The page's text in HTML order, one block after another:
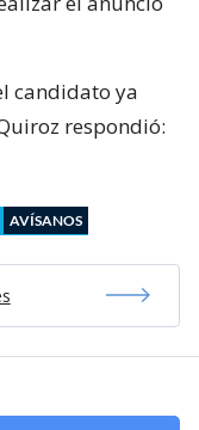
candidato ya
respondió:
AVÍSANOS